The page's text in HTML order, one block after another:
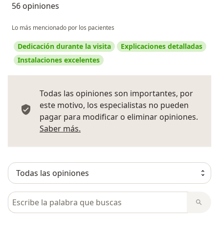
56 opiniones
Lo más mencionado por los pacientes
Dedicación durante la visita
Explicaciones detalladas
Instalaciones excelentes
Todas las opiniones son importantes, por
este motivo, los especialistas no pueden
pagar para modificar o eliminar opiniones.
Saber más.
Busca en opiniones